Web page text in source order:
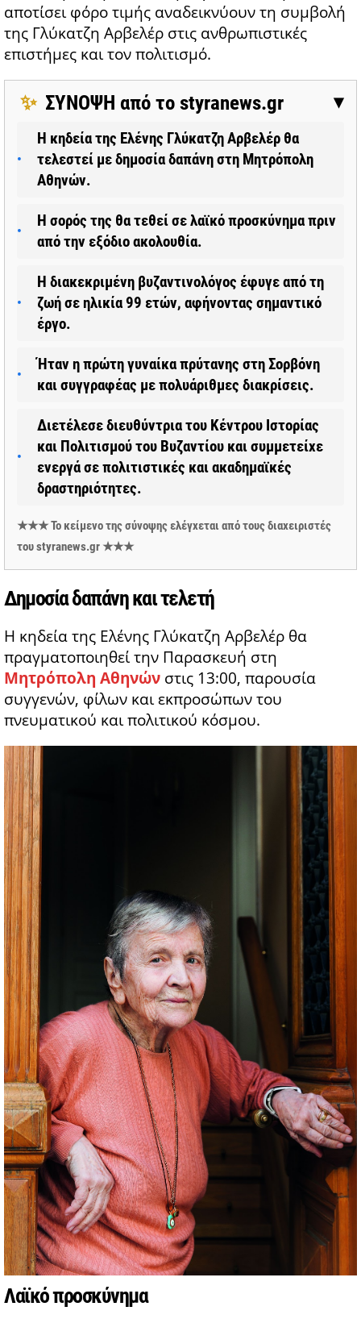
αποτίσει φόρο τιμής αναδεικνύουν τη συμβολή
της Γλύκατζη Αρβελέρ στις ανθρωπιστικές
επιστήμες και τον πολιτισμό.
✨ ΣΥΝΟΨΗ από το styranews.gr ▶
Η κηδεία της Ελένης Γλύκατζη Αρβελέρ θα
τελεστεί με δημοσία δαπάνη στη Μητρόπολη
Αθηνών.
Η σορός της θα τεθεί σε λαϊκό προσκύνημα πριν
από την εξόδιο ακολουθία.
Η διακεκριμένη βυζαντινολόγος έφυγε από τη
ζωή σε ηλικία 99 ετών, αφήνοντας σημαντικό
έργο.
Ήταν η πρώτη γυναίκα πρύτανης στη Σορβόνη
και συγγραφέας με πολυάριθμες διακρίσεις.
Διετέλεσε διευθύντρια του Κέντρου Ιστορίας
και Πολιτισμού του Βυζαντίου και συμμετείχε
ενεργά σε πολιτιστικές και ακαδημαϊκές
δραστηριότητες.
★★★ Το κείμενο της σύνοψης ελέγχεται από τους διαχειριστές
του styranews.gr ★★★
Δημοσία δαπάνη και τελετή
Η κηδεία της Ελένης Γλύκατζη Αρβελέρ θα
πραγματοποιηθεί την Παρασκευή στη
Μητρόπολη Αθηνών στις 13:00, παρουσία
συγγενών, φίλων και εκπροσώπων του
πνευματικού και πολιτικού κόσμου.
Λαϊκό προσκύνημα